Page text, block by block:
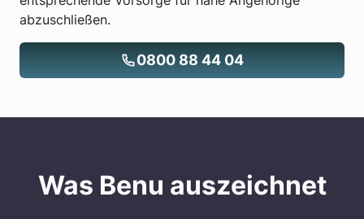
abzuschließen.
0800 88 44 04
Was Benu auszeichnet